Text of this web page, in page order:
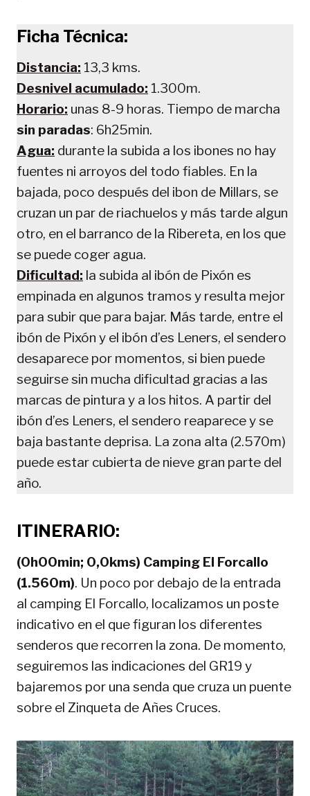
Ficha Técnica:
Distancia: 13,3 kms.
Desnivel acumulado: 1.300m.
Horario: unas 8-9 horas. Tiempo de marcha
sin paradas: 6h25min.
Agua: durante la subida a los ibones no hay
fuentes ni arroyos del todo fiables. En la
bajada, poco después del ibon de Millars, se
cruzan un par de riachuelos y más tarde algun
otro, en el barranco de la Ribereta, en los que
se puede coger agua.
Dificultad: la subida al ibón de Pixón es
empinada en algunos tramos y resulta mejor
para subir que para bajar. Más tarde, entre el
ibón de Pixón y el ibón d’es Leners, el sendero
desaparece por momentos, si bien puede
seguirse sin mucha dificultad gracias a las
marcas de pintura y a los hitos. A partir del
ibón d’es Leners, el sendero reaparece y se
baja bastante deprisa. La zona alta (2.570m)
puede estar cubierta de nieve gran parte del
año.
ITINERARIO:
(0h00min; 0,0kms) Camping El Forcallo
(1.560m). Un poco por debajo de la entrada
al camping El Forcallo, localizamos un poste
indicativo en el que figuran los diferentes
senderos que recorren la zona. De momento,
seguiremos las indicaciones del GR19 y
bajaremos por una senda que cruza un puente
sobre el Zinqueta de Añes Cruces.